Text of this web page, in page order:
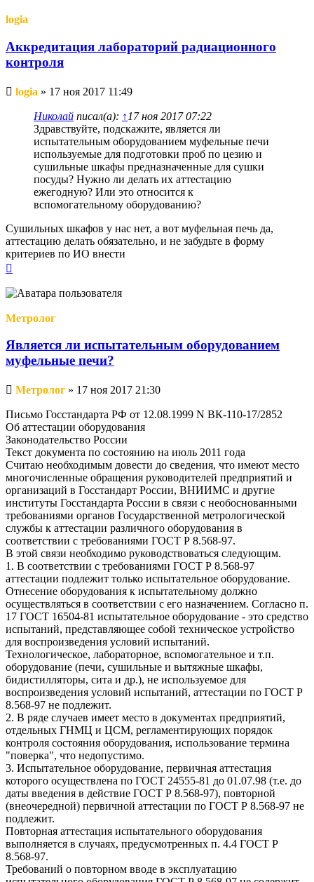
logia
Аккредитация лабораторий радиационного
контроля
Непрочитанное
сообщение
logia » 17 ноя 2017 11:49
Николай писал(а): ↑ 17 ноя 2017 07:22
Здравствуйте, подскажите, является ли
испытательным оборудованием муфельные печи
используемые для подготовки проб по цезию и
сушильные шкафы предназначенные для сушки
посуды? Нужно ли делать их аттестацию
ежегодную? Или это относится к
вспомогательному оборудованию?
Сушильных шкафов у нас нет, а вот муфельная печь да,
аттестацию делать обязательно, и не забудьте в форму
критериев по ИО внести
началу
Метролог
Является ли испытательным оборудованием
муфельные печи?
Непрочитанное
сообщение
Метролог » 17 ноя 2017 21:30
Письмо Госстандарта РФ от 12.08.1999 N ВК-110-17/2852
Об аттестации оборудования
Законодательство России
Текст документа по состоянию на июль 2011 года
Считаю необходимым довести до сведения, что имеют место
многочисленные обращения руководителей предприятий и
организаций в Госстандарт России, ВНИИМС и другие
институты Госстандарта России в связи с необоснованными
требованиями органов Государственной метрологической
службы к аттестации различного оборудования в
соответствии с требованиями ГОСТ Р 8.568-97.
В этой связи необходимо руководствоваться следующим.
1. В соответствии с требованиями ГОСТ Р 8.568-97
аттестации подлежит только испытательное оборудование.
Отнесение оборудования к испытательному должно
осуществляться в соответствии с его назначением. Согласно п.
17 ГОСТ 16504-81 испытательное оборудование - это средство
испытаний, представляющее собой техническое устройство
для воспроизведения условий испытаний.
Технологическое, лабораторное, вспомогательное и т.п.
оборудование (печи, сушильные и вытяжные шкафы,
бидистилляторы, сита и др.), не используемое для
воспроизведения условий испытаний, аттестации по ГОСТ Р
8.568-97 не подлежит.
2. В ряде случаев имеет место в документах предприятий,
отдельных ГНМЦ и ЦСМ, регламентирующих порядок
контроля состояния оборудования, использование термина
"поверка", что недопустимо.
3. Испытательное оборудование, первичная аттестация
которого осуществлена по ГОСТ 24555-81 до 01.07.98 (т.е. до
даты введения в действие ГОСТ Р 8.568-97), повторной
(внеочередной) первичной аттестации по ГОСТ Р 8.568-97 не
подлежит.
Повторная аттестация испытательного оборудования
выполняется в случаях, предусмотренных п. 4.4 ГОСТ Р
8.568-97.
Требований о повторном вводе в эксплуатацию